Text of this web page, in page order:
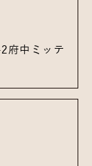
府中ミッテ